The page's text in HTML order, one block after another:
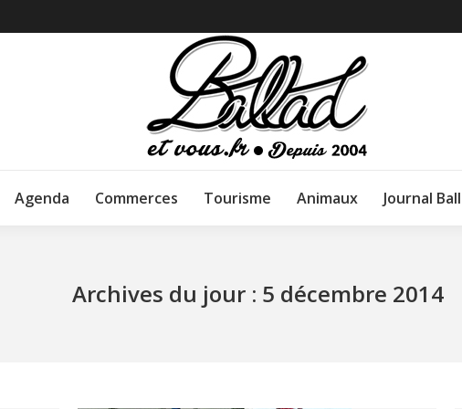
Agenda Commerces Tourisme Animaux Journal
Archives du jour : 5 décembre 2014